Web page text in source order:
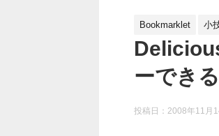
Bookmarklet 小
ーでき
投稿日： 2008年11月